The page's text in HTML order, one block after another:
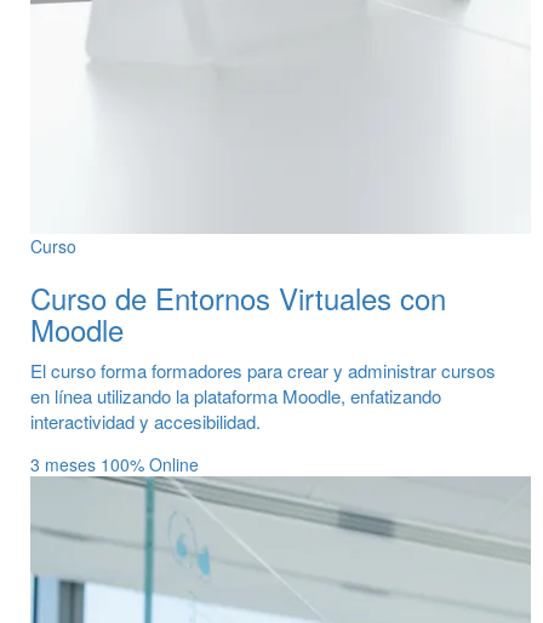
Curso
Curso de Entornos Virtuales con
Moodle
El curso forma formadores para crear y administrar cursos
en línea utilizando la plataforma Moodle, enfatizando
interactividad y accesibilidad.
3 meses 100% Online